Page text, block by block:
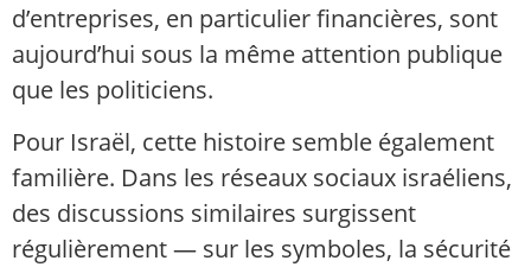
d’entreprises, en particulier financières, sont
aujourd’hui sous la même attention publique
que les politiciens.
Pour Israël, cette histoire semble également
familière. Dans les réseaux sociaux israéliens,
des discussions similaires surgissent
régulièrement — sur les symboles, la sécurité